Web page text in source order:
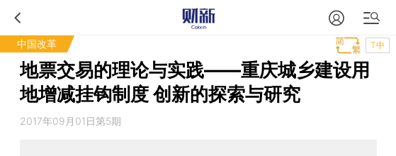
中国改革 T中
地票交易的理论与实践——重庆城乡建设用
地增减挂钩制度 创新的探索与研究
2017年09月01日第5期